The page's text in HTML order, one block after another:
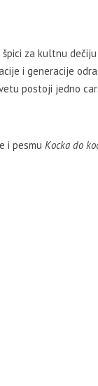
za kultnu dečiju
i generacije
postoji jedno
i pesmu Kocka do